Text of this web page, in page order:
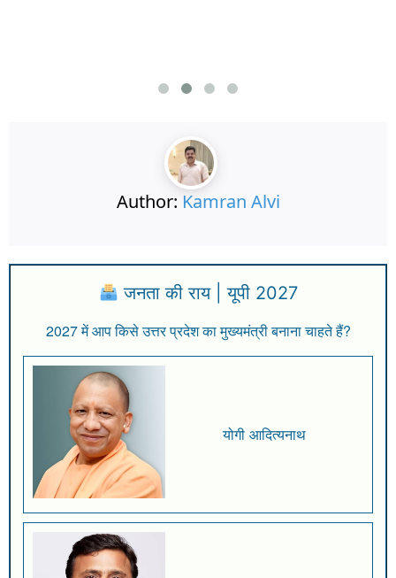
Author: Kamran Alvi
जनता की राय | यूपी 2027
2027 में आप किसे उत्तर प्रदेश का मुख्यमंत्री बनाना चाहते हैं?
योगी आदित्यनाथ